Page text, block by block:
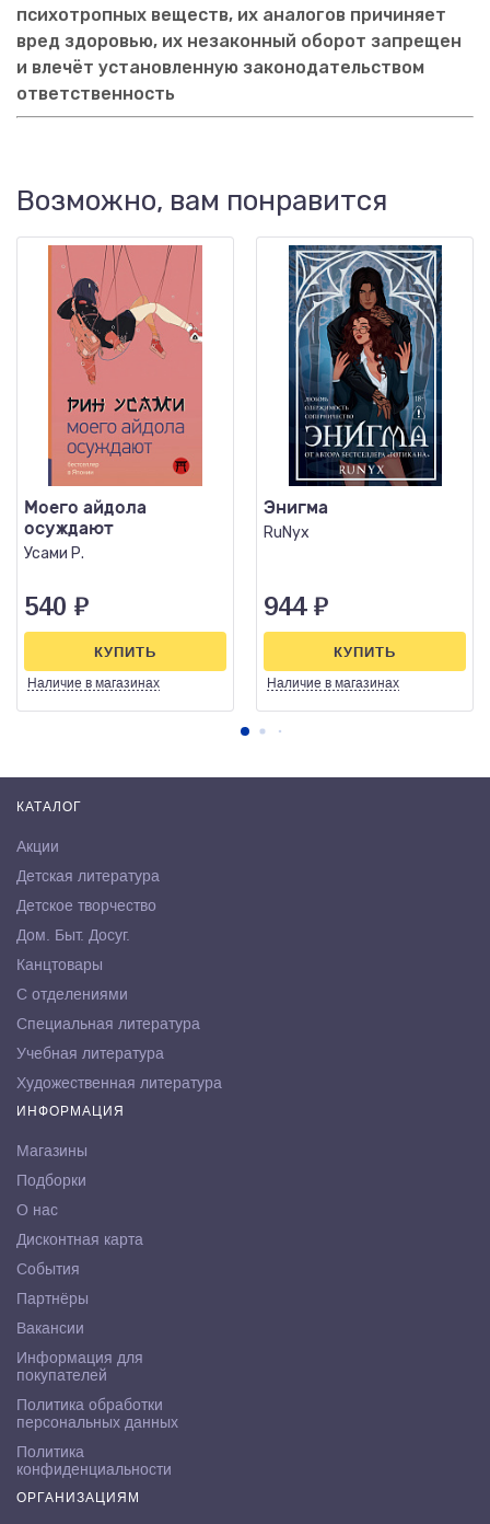
психотропных веществ, их аналогов причиняет
вред здоровью, их незаконный оборот запрещен
и влечёт установленную законодательством
ответственность
Возможно, вам понравится
Моего айдола
осуждают
Усами Р.
540 ₽
Наличие в магазинах
КУПИТЬ
Энигма
RuNyx
944 ₽
Наличие в магазинах
КУПИТЬ
КАТАЛОГ
Акции
Детская литература
Детское творчество
Дом. Быт. Досуг.
Канцтовары
С отделениями
Специальная литература
Учебная литература
Художественная литература
ИНФОРМАЦИЯ
Магазины
Подборки
О нас
Дисконтная карта
События
Партнёры
Вакансии
Информация для
покупателей
Политика обработки
персональных данных
Политика
конфиденциальности
ОРГАНИЗАЦИЯМ